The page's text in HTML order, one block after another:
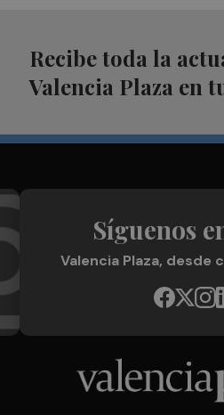
Recibe toda la
Valencia Plaza en
Síguenos
Valencia Plaza, desde